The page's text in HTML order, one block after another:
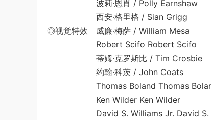
波莉·恩肖 / Polly Earnshaw
西安·格里格 / Sian Grigg
◎视觉特效 威廉·梅萨 / William Mesa
Robert Scifo Robert Scifo
蒂姆·克罗斯比 / Tim Crosbie
约翰·科茨 / John Coats
Thomas Boland Thomas
Ken Wilder Ken Wilder
David S. Williams Jr. David S.